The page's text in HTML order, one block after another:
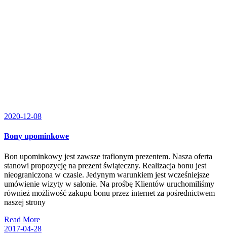
2020-12-08
Bony upominkowe
Bon upominkowy jest zawsze trafionym prezentem. Nasza oferta
stanowi propozycję na prezent świąteczny. Realizacja bonu jest
nieograniczona w czasie. Jedynym warunkiem jest wcześniejsze
umówienie wizyty w salonie. Na prośbę Klientów uruchomiliśmy
również możliwość zakupu bonu przez internet za pośrednictwem
naszej strony
Read More
2017-04-28